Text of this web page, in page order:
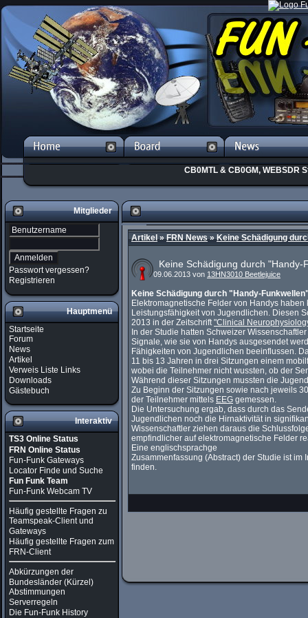
CB0MTL & CB0GM, WEBSDR
Mitglieder
Passwort vergessen?
Registrieren
Hauptmenü
Startseite
Forum
News
Artikel
Verweis Liste Links
Downloads
Gästebuch
Interaktiv
TS3 Online Status
FRN Online Status
Fun-Funk Gateways
Locator Finde und Suche
Fun Funk Team
Fun-Funk Webcam TV
Häufig gestellte Fragen zu
Teamspeak-Client und
Gateways
Häufig gestellte Fragen zum
FRN-Client
Abkürzungen der
Bundesländer (Kürzel)
Abstimmungen
Serverregeln
Die Fun-Funk History
Artikel»FRN News»Keine Schädigung
Keine Schädigung durch "Handy-
09.06.2013 von 13HN3010 Beetlejuice
Keine Schädigung durch "Handy-
Elektromagnetische Felder von Handys
Leistungsfähigkeit von Jugendlichen. Diesen
2013 in der Zeitschrift"Clinical
In der Studie hatten Schweizer
Signale, wie sie von Handys ausgesendet
Fähigkeiten von Jugendlichen beeinflussen.
11 bis 13 Jahren in drei Sitzungen einem
wobei die Teilnehmer nicht wussten, ob der
Während dieser Sitzungen mussten die
Zu Beginn der Sitzungen sowie nach jeweils
der Teilnehmer mittels EEG gemessen.
Die Untersuchung ergab, dass durch das
Jugendlichen noch die Hirnaktivität in
Wissenschaftler ziehen daraus die
empfindlicher auf elektromagnetische Felder
Eine englischsprachge
Zusammenfassung (Abstract) der Studie ist im
finden.